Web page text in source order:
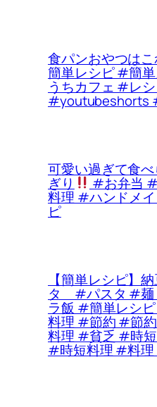
食パンおやつは
簡単レシピ #簡
うちカフェ #レ
#youtubeshorts
可愛い過ぎて食
ぎり #お弁当
料理 #ハンドメ
ピ
【簡単レシピ】
タ #パスタ #麺
ラ飯 #簡単レシ
料理 #節約 #節
料理 #貧乏 #時
#時短料理 #料